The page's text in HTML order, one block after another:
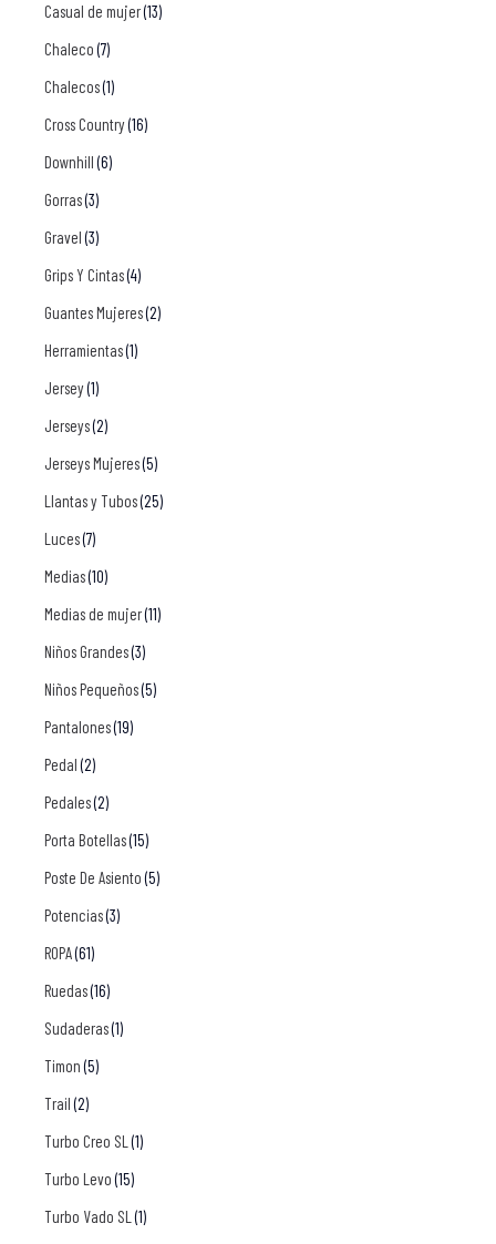
Casual de mujer(13)
Chaleco (7)
Chalecos(1)
Cross Country(16)
Downhill (6)
Gorras(3)
Gravel (3)
Grips Y Cintas(4)
Guantes Mujeres(2)
Herramientas(1)
Jersey(1)
Jerseys(2)
Jerseys Mujeres(5)
Llantas y Tubos(25)
Luces(7)
Medias(10)
Medias de mujer(11)
Niños Grandes(3)
Niños Pequeños(5)
Pantalones(19)
Pedal (2)
Pedales(2)
Porta Botellas(15)
Poste De Asiento (5)
Potencias(3)
ROPA(61)
Ruedas(16)
Sudaderas(1)
Timon (5)
Trail (2)
Turbo Creo SL (1)
Turbo Levo (15)
Turbo Vado SL (1)